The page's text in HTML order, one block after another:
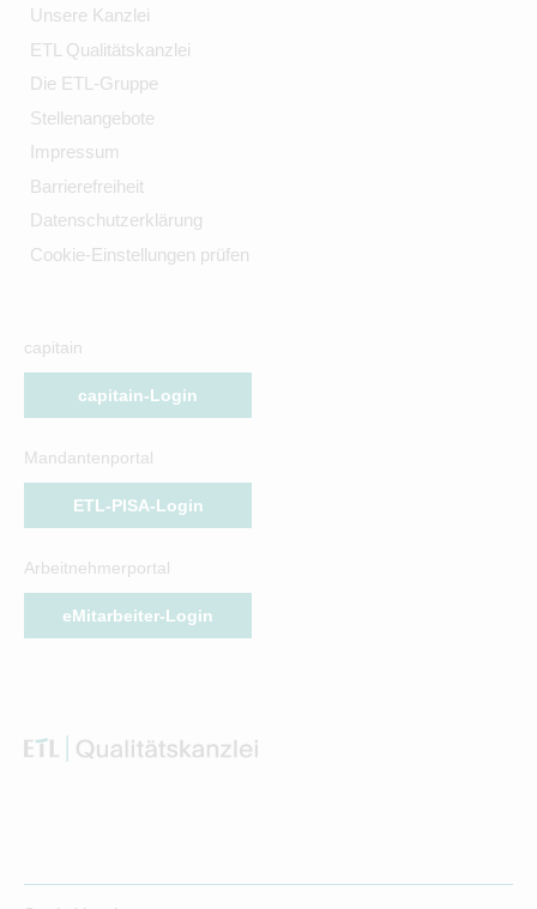
Unsere Kanzlei
ETL Qualitätskanzlei
Die ETL-Gruppe
Stellenangebote
Impressum
Barrierefreiheit
Datenschutzerklärung
Cookie-Einstellungen prüfen
capitain
capitain-Login
Mandantenportal
ETL-PISA-Login
Arbeitnehmerportal
eMitarbeiter-Login